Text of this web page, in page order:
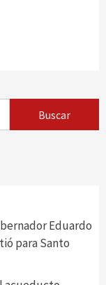
Eduardo
para Santo